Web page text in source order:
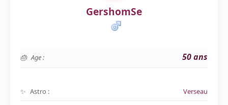
GershomSe
Age : 50 ans
Astro : Verseau